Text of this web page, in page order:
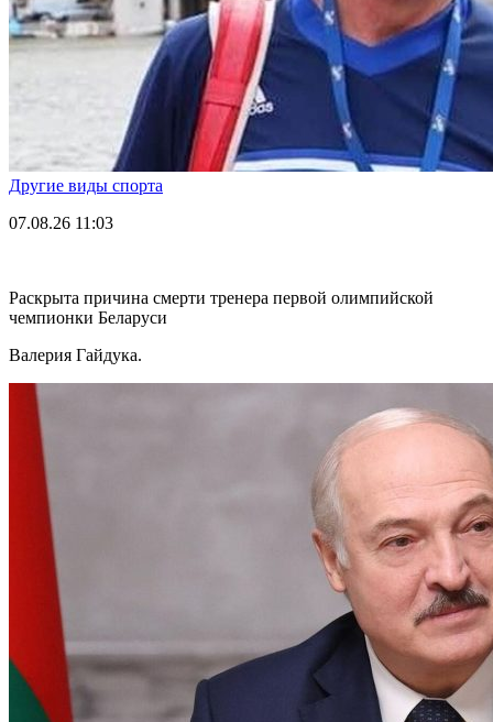
Другие виды спорта
07.08.26 11:03
Раскрыта причина смерти тренера первой олимпийской
чемпионки Беларуси
Валерия Гайдука.